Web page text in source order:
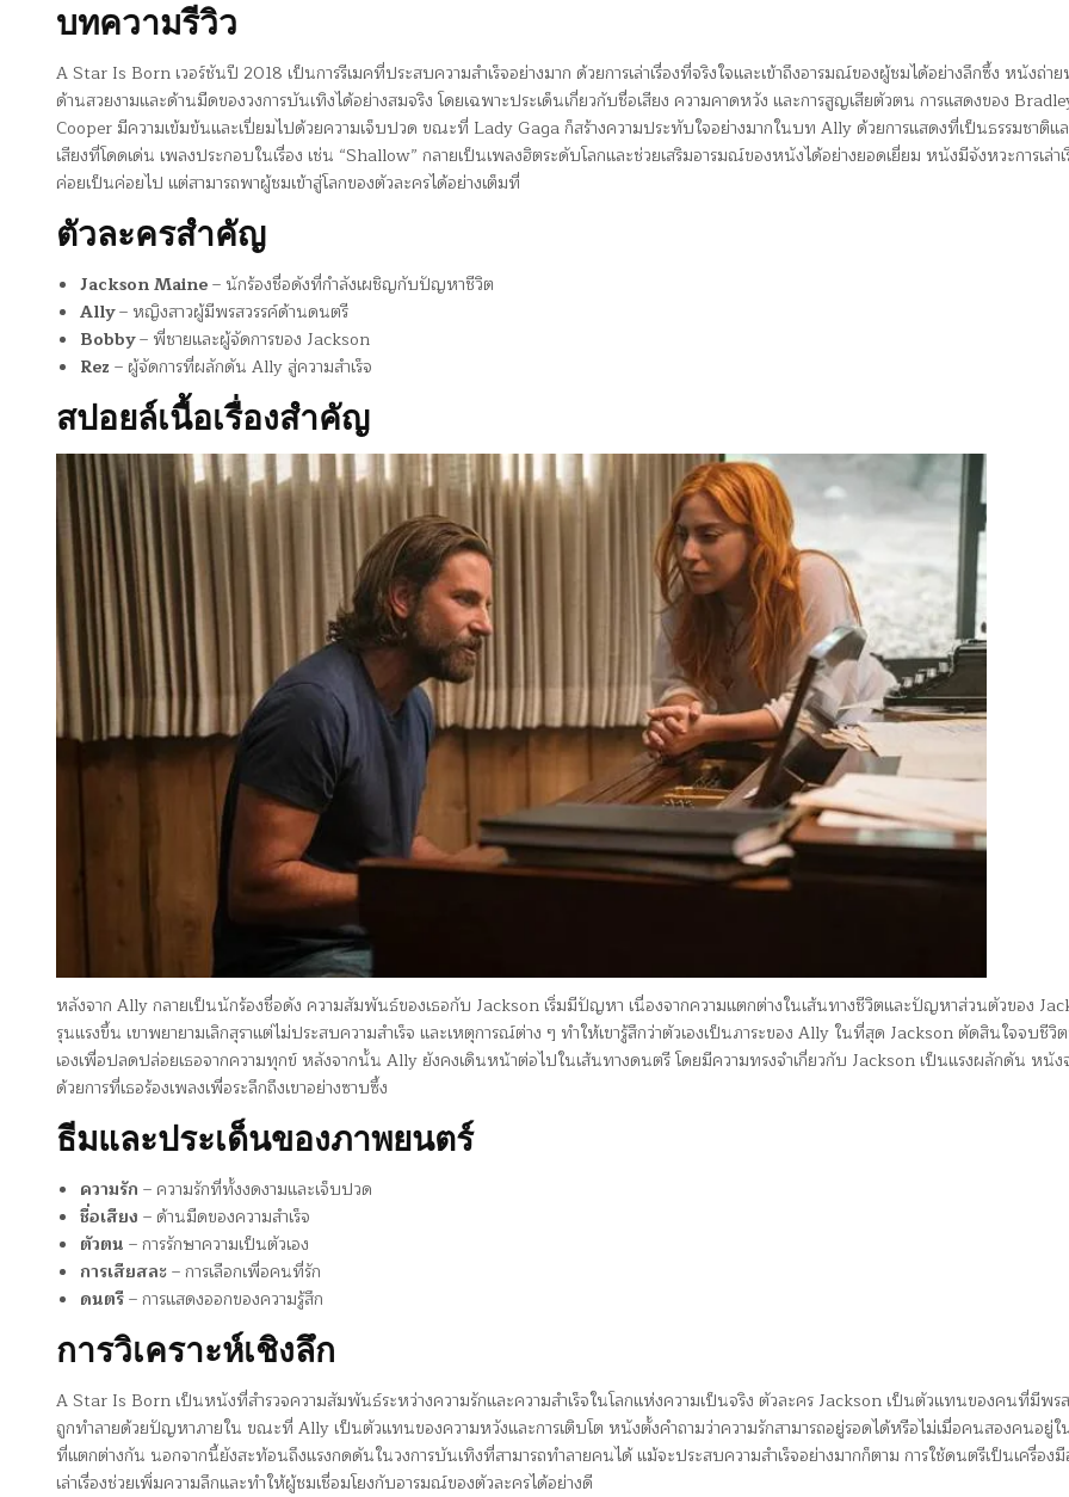
บทความรีวิว
A Star Is Born เวอร์ชันปี 2018 เป็นการรีเมคที่ประสบความสำเร็จอย่างมาก ด้วยการเล่าเรื่องที่จริงใจและเข้าถึงอารมณ์ของผู้ชมได้อย่างลึกซึ้ง หนังถ่า
ด้านสวยงามและด้านมืดของวงการบันเทิงได้อย่างสมจริง โดยเฉพาะประเด็นเกี่ยวกับชื่อเสียง ความคาดหวัง และการสูญเสียตัวตน การแสดงของ
Cooper มีความเข้มข้นและเปี่ยมไปด้วยความเจ็บปวด ขณะที่ Lady Gaga ก็สร้างความประทับใจอย่างมากในบท Ally ด้วยการแสดงที่เป็นธรรมชาติแ
เสียงที่โดดเด่น เพลงประกอบในเรื่อง เช่น “Shallow” กลายเป็นเพลงฮิตระดับโลกและช่วยเสริมอารมณ์ของหนังได้อย่างยอดเยี่ยม หนังมีจังหวะการเล่า
ค่อยเป็นค่อยไป แต่สามารถพาผู้ชมเข้าสู่โลกของตัวละครได้อย่างเต็มที่
ตัวละครสำคัญ
Jackson Maine– นักร้องชื่อดังที่กำลังเผชิญกับปัญหาชีวิต
Ally– หญิงสาวผู้มีพรสวรรค์ด้านดนตรี
Bobby– พี่ชายและผู้จัดการของ Jackson
Rez – ผู้จัดการที่ผลักดัน Ally สู่ความสำเร็จ
สปอยล์เนื้อเรื่องสำคัญ
หลังจาก Ally กลายเป็นนักร้องชื่อดัง ความสัมพันธ์ของเธอกับ Jackson เริ่มมีปัญหา เนื่องจากความแตกต่างในเส้นทางชีวิตและปัญหาส่วนตัวของ
รุนแรงขึ้น เขาพยายามเลิกสุราแต่ไม่ประสบความสำเร็จ และเหตุการณ์ต่าง ๆ ทำให้เขารู้สึกว่าตัวเองเป็นภาระของ Ally ในที่สุด Jackson ตัดสินใจจบชีวิ
เองเพื่อปลดปล่อยเธอจากความทุกข์ หลังจากนั้น Ally ยังคงเดินหน้าต่อไปในเส้นทางดนตรี โดยมีความทรงจำเกี่ยวกับ Jackson เป็นแรงผลักดัน หนัง
ด้วยการที่เธอร้องเพลงเพื่อระลึกถึงเขาอย่างซาบซึ้ง
ธีมและประเด็นของภาพยนตร์
ความรัก – ความรักที่ทั้งงดงามและเจ็บปวด
ชื่อเสียง – ด้านมืดของความสำเร็จ
ตัวตน – การรักษาความเป็นตัวเอง
การเสียสละ– การเลือกเพื่อคนที่รัก
ดนตรี– การแสดงออกของความรู้สึก
การวิเคราะห์เชิงลึก
A Star Is Born เป็นหนังที่สำรวจความสัมพันธ์ระหว่างความรักและความสำเร็จในโลกแห่งความเป็นจริง ตัวละคร Jackson เป็นตัวแทนของคนที่มีพร
ถูกทำลายด้วยปัญหาภายใน ขณะที่ Ally เป็นตัวแทนของความหวังและการเติบโต หนังตั้งคำถามว่าความรักสามารถอยู่รอดได้หรือไม่เมื่อคนสองคนอยู่ใ
ที่แตกต่างกัน นอกจากนี้ยังสะท้อนถึงแรงกดดันในวงการบันเทิงที่สามารถทำลายคนได้ แม้จะประสบความสำเร็จอย่างมากก็ตาม การใช้ดนตรีเป็นเครื่องมื
เล่าเรื่องช่วยเพิ่มความลึกและทำให้ผู้ชมเชื่อมโยงกับอารมณ์ของตัวละครได้อย่างดี